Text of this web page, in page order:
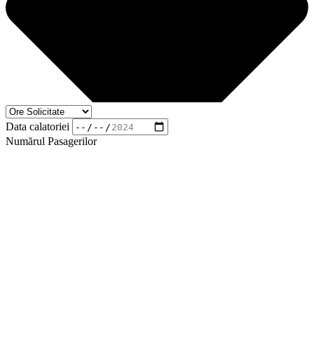
Data calatoriei
Numărul Pasagerilor